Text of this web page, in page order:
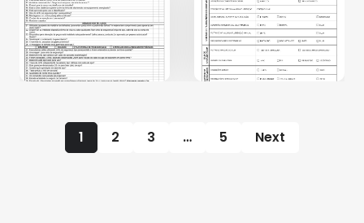
1 2 3 … 5 Next